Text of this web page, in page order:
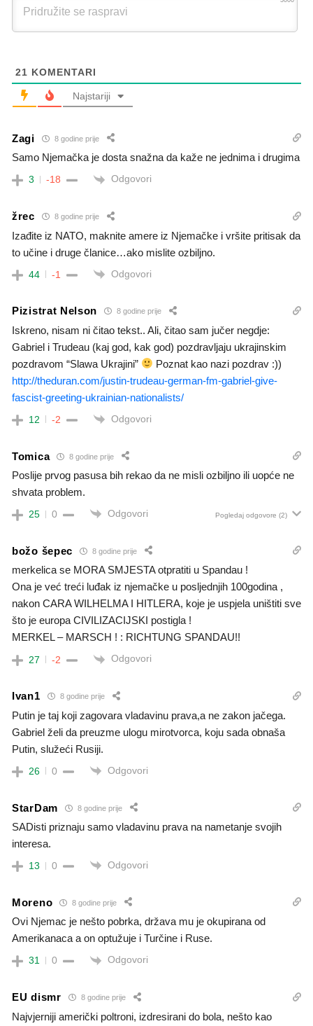
21 KOMENTARI
Najstariji
Zagi 8 godine prije
Samo Njemačka je dosta snažna da kaže ne jednima i drugima
3 -18 Odgovori
žrec 8 godine prije
Izađite iz NATO, maknite amere iz Njemačke i vršite pritisak da
to učine i druge članice…ako mislite ozbiljno.
44 -1 Odgovori
Pizistrat Nelson 8 godine prije
Iskreno, nisam ni čitao tekst.. Ali, čitao sam jučer negdje:
Gabriel i Trudeau (kaj god, kak god) pozdravljaju ukrajinskim
pozdravom “Slawa Ukrajini”
Poznat kao nazi pozdrav :))
http://theduran.com/justin-trudeau-german-fm-gabriel-give-
fascist-greeting-ukrainian-nationalists/
12 -2 Odgovori
Tomica 8 godine prije
Poslije prvog pasusa bih rekao da ne misli ozbiljno ili uopće ne
shvata problem.
25 0 Odgovori Pogledaj odgovore (2)
božo šepec 8 godine prije
merkelica se MORA SMJESTA otpratiti u Spandau !
Ona je već treći luđak iz njemačke u posljednjih 100godina ,
nakon CARA WILHELMA I HITLERA, koje je uspjela uništiti sve
što je europa CIVILIZACIJSKI postigla !
MERKEL – MARSCH ! : RICHTUNG SPANDAU!!
27 -2 Odgovori
Ivan1 8 godine prije
Putin je taj koji zagovara vladavinu prava,a ne zakon jačega.
Gabriel želi da preuzme ulogu mirotvorca, koju sada obnaša
Putin, služeći Rusiji.
26 0 Odgovori
StarDam 8 godine prije
SADisti priznaju samo vladavinu prava na nametanje svojih
interesa.
13 0 Odgovori
Moreno 8 godine prije
Ovi Njemac je nešto pobrka, država mu je okupirana od
Amerikanaca a on optužuje i Turčine i Ruse.
31 0 Odgovori
EU dismr 8 godine prije
Najvjerniji američki poltroni, izdresirani do bola, nešto kao